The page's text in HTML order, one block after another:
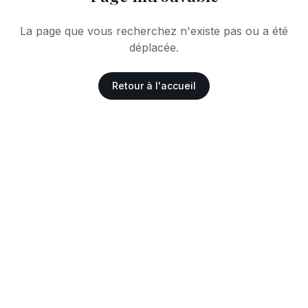
La page que vous recherchez n'existe pas ou a été
déplacée.
Retour à l'accueil